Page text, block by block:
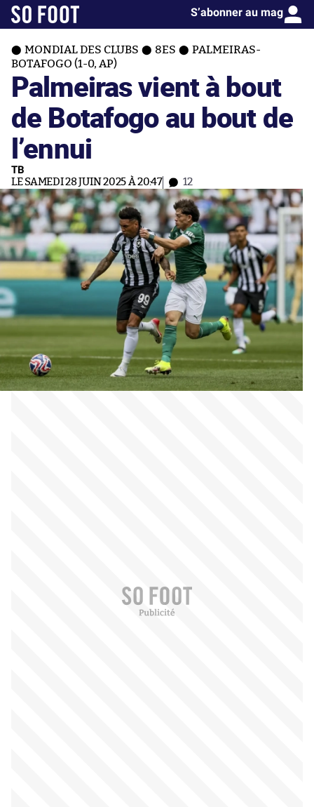
S’abonner au mag
MONDIAL DES CLUBS 8ES
PALMEIRAS-
BOTAFOGO (1-0, AP)
Palmeiras vient à bout
de Botafogo au bout de
l’ennui
TB
LE SAMEDI 28 JUIN 2025 À 20:47 12